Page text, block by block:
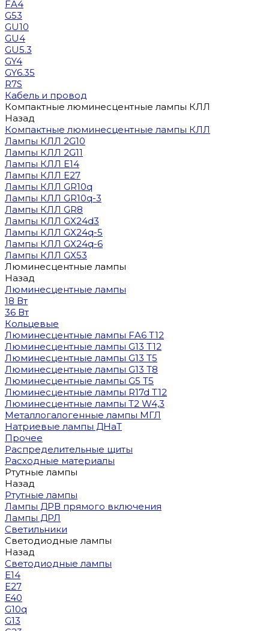
FA4
G53
GU10
GU4
GU5.3
GY4
GY6.35
R7S
Кабель и провод
Компактные люминесцентные лампы КЛЛ
Назад
Компактные люминесцентные лампы КЛЛ
Лампы КЛЛ 2G10
Лампы КЛЛ 2G11
Лампы КЛЛ E14
Лампы КЛЛ E27
Лампы КЛЛ GR10q
Лампы КЛЛ GR10q-3
Лампы КЛЛ GR8
Лампы КЛЛ GX24d3
Лампы КЛЛ GX24q-5
Лампы КЛЛ GX24q-6
Лампы КЛЛ GX53
Люминесцентные лампы
Назад
Люминесцентные лампы
18 Вт
36 Вт
Кольцевые
Люминесцентные лампы FA6 T12
Люминесцентные лампы G13 T12
Люминесцентные лампы G13 T5
Люминесцентные лампы G13 T8
Люминесцентные лампы G5 T5
Люминесцентные лампы R17d T12
Люминесцентные лампы T2 W4,3
Металлогалогенные лампы МГЛ
Натриевые лампы ДНаТ
Прочее
Распределительные щиты
Расходные материалы
Ртутные лампы
Назад
Ртутные лампы
Лампы ДРВ прямого включения
Лампы ДРЛ
Светильники
Светодиодные лампы
Назад
Светодиодные лампы
E14
E27
E40
G10q
G13